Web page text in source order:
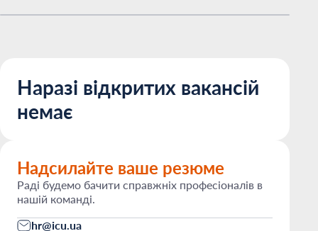
Наразі відкритих вакансій
немає
Надсилайте ваше резюме
Раді будемо бачити справжніх професіоналів в
нашій команді.
hr@icu.ua